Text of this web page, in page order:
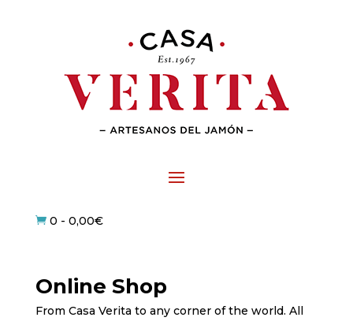
 0 - 0,00€
Online Shop
From Casa Verita to any corner of the world. All